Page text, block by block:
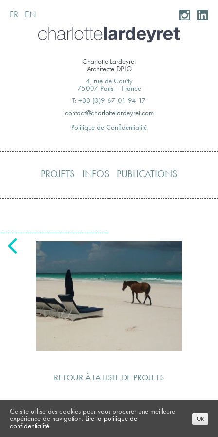
Skip
to
FR EN
Charlotte Lardeyret
Architecte DPLG
4, rue de Courty
75007 Paris – France
T: +33 (0)9 67 01 94 17
moc.teryedralettolrahc@tcatnoc
Politique de Confidentialité
PROJETS INFOS PUBLICATIONS
RETOUR À LA LISTE DE PROJETS
Ce site utilise des cookies pour vous procurer une meilleure
expérience de navigation. Lire la politique de
confidentialité
Ok